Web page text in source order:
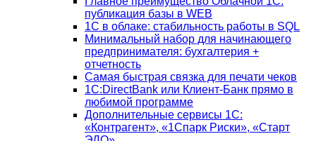
публикация базы в WEB
1С в облаке: стабильность работы в SQL
Минимальный набор для начинающего
предпринимателя: бухгалтерия +
отчетность
Самая быстрая связка для печати чеков
1С:DirectBank или Клиент-Банк прямо в
любимой программе
Дополнительные сервисы 1С:
«Контрагент», «1Спарк Риски», «Старт